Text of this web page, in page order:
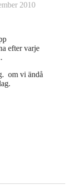
2010
efter varje
om vi ändå